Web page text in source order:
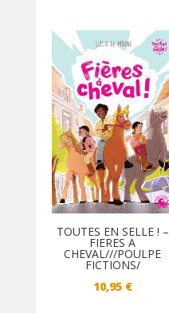
TOUTES EN SELLE ! –
FIERES A
CHEVAL///POULPE
FICTIONS/
10,95 €